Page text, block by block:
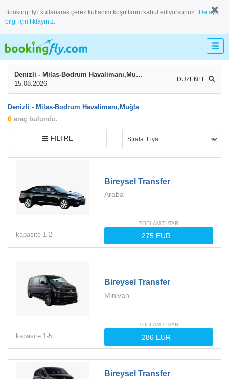
BookingFly'i kullanarak çerez kullanım koşullarını kabul ediyorsunuz. Detaylı
bilgi için tıklayınız.
Denizli - Milas-Bodrum Havalimanı,Muğla
15.08.2026
DÜZENLE
Denizli - Milas-Bodrum Havalimanı,Muğla
6 araç bulundu.
FILTRE
Bireysel Transfer
Araba
kapasite 1-2
TOPLAM TUTAR
Bireysel Transfer
Minivan
kapasite 1-5
TOPLAM TUTAR
Bireysel Transfer